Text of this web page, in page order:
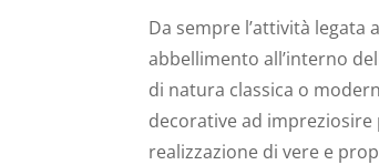
Da sempre l’attività legata
abbellimento all’interno
di natura classica o
decorative ad
realizzazione di vere e